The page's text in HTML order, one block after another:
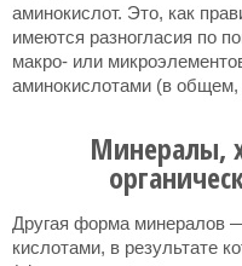
аминокислот. Это, как
имеются разногласия по
макро- или
аминокислотами (в общем,
Минералы,
Другая форма минералов
кислотами, в результате